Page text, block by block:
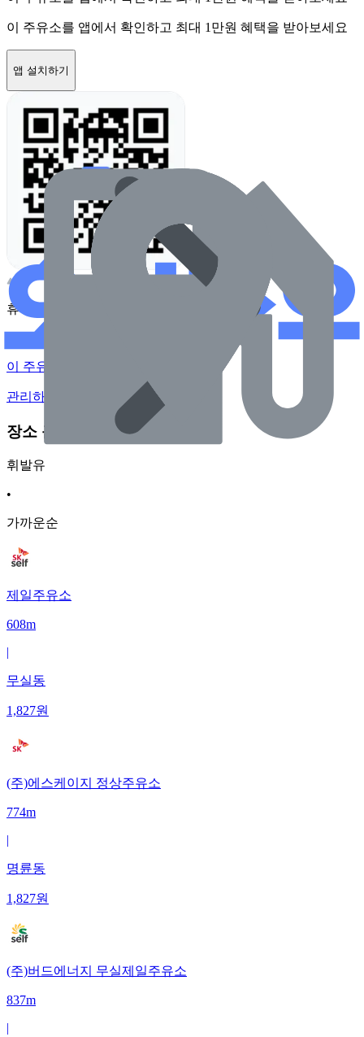
이 주유소를 앱에서 확인하고 최대 1만원 혜택을 받아보세요
앱 설치하기
휴대전화 카메라로 찍어보세요
이 주유소의 사장님이신가요?
관리하기
장소 근처 주유소
휘발유
•
가까운순
제일주유소
608m
|
무실동
1,827원
(주)에스케이지 정상주유소
774m
|
명륜동
1,827원
(주)버드에너지 무실제일주유소
837m
|